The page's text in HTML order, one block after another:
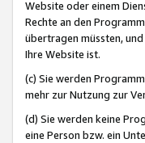
Website oder einem
Rechte an den
übertragen müssten,
Ihre Website ist.
(c) Sie werden
mehr zur Nutzung zur
(d) Sie werden keine
eine Person bzw. ein